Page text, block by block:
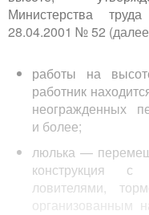
Министерства
28.04.2001 № 52
работы на
работник
неогражденных
и более;
люлька —
конструкция с
ловителями,
организованным